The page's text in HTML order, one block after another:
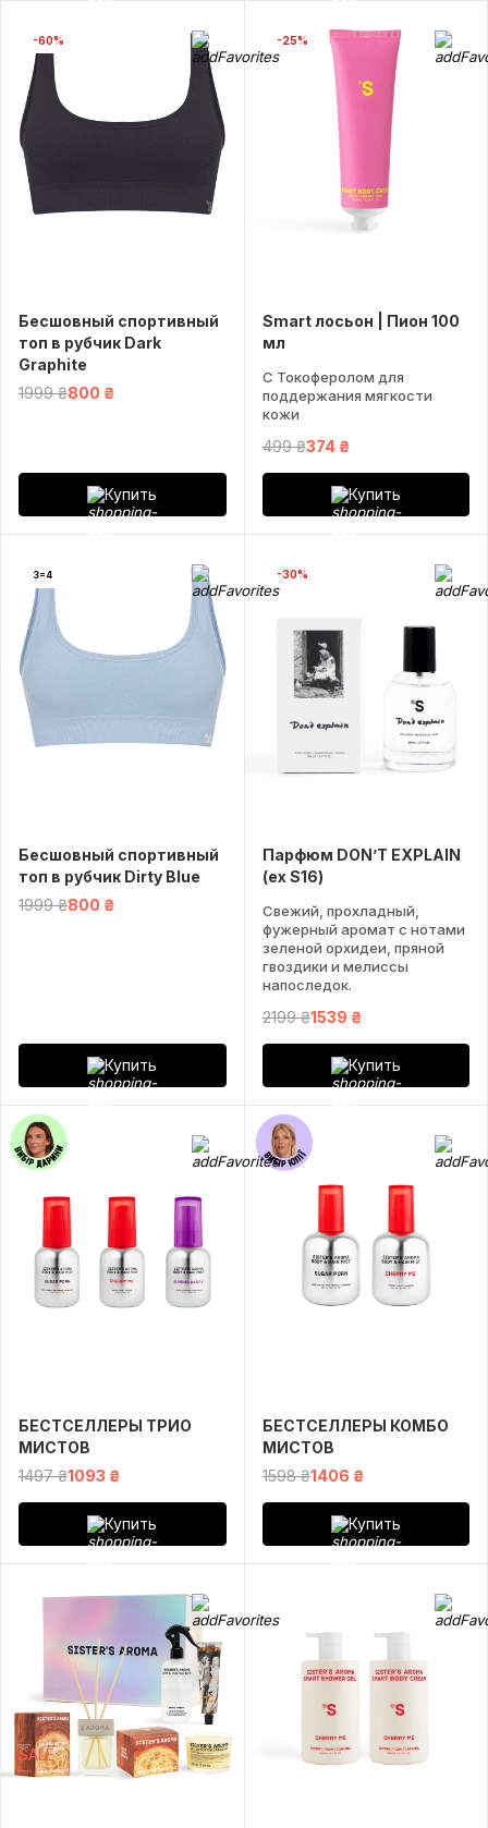
-60%
Бесшовный спортивный
топ в рубчик Dark
Graphite
1999 ₴800 ₴
Купить
-25%
Smart лосьон | Пион 100
мл
С Токоферолом для
поддержания мягкости
кожи
499 ₴374 ₴
Купить
3=4
Бесшовный спортивный
топ в рубчик Dirty Blue
1999 ₴800 ₴
Купить
-30%
Парфюм DON’T EXPLAIN
(ex S16)
Свежий, прохладный,
фужерный аромат с нотами
зеленой орхидеи, пряной
гвоздики и мелиссы
напоследок.
2199 ₴1539 ₴
Купить
БЕСТСЕЛЛЕРЫ ТРИО
МИСТОВ
1497 ₴1093 ₴
Купить
БЕСТСЕЛЛЕРЫ КОМБО
МИСТОВ
1598 ₴1406 ₴
Купить
SALE